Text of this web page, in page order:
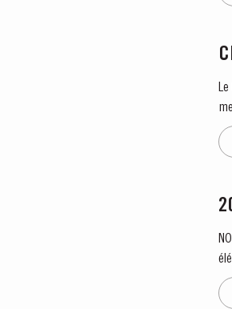
NOTE DE